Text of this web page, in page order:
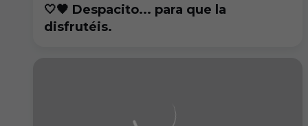
🤍🖤 Despacito... para que la
disfrutéis.